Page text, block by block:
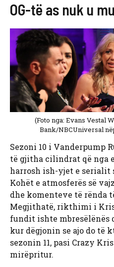
OG-të as nuk u
(Foto nga: Evans Vestal
Bank/NBCUniversal
Sezoni 10 i Vanderpump
të gjitha cilindrat që nga
harrosh ish-yjet e serialit
Kohët e atmosferës së
dhe komenteve të rënda
Megjithatë, rikthimi i
fundit ishte mbresëlënës
kur dëgjonin se ajo do të
sezonin 11, pasi Crazy
mirëpritur.